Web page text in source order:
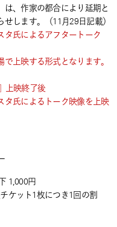
は、作家の都合により延期と
します。（11月29日記載）
タ氏によるアフタートーク
上映する形式となります。
上映終了後
タ氏によるトーク映像を上映
1,000円
ケット1枚につき1回の割